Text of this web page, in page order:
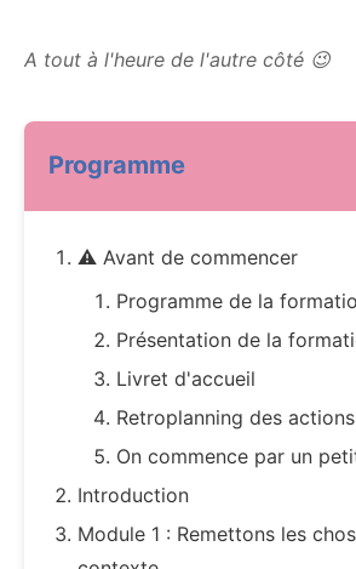
A tout à l'heure de l'autre côté 😉
Programme
⚠️ Avant de commencer
Programme de la
Présentation de la
Livret d'accueil
Retroplanning des actions
On commence par un
Introduction
Module 1 : Remettons les